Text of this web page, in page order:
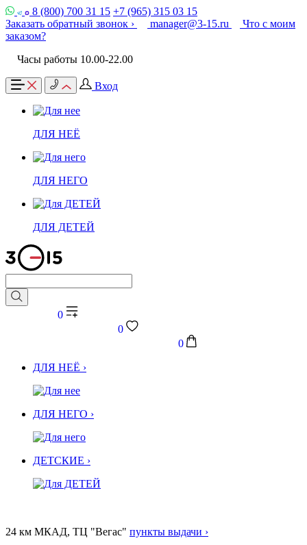
8 (800) 700 31 15 +7 (965) 315 03 15
Заказать обратный звонок ›
manager@3-15.ru
Что с моим
заказом?
Часы работы 10.00-22.00
Вход
ДЛЯ НЕЁ
ДЛЯ НЕГО
ДЛЯ ДЕТЕЙ
0
0
0
ДЛЯ НЕЁ ›
ДЛЯ НЕГО ›
ДЕТСКИЕ ›
24 км МКАД, ТЦ "Вегас" пункты выдачи ›